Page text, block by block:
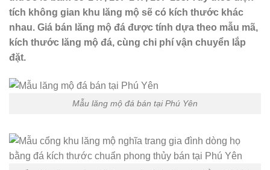
tích không gian khu lăng mộ sẽ có kích thước khác
nhau. Giá bán lăng mộ đá được tính dựa theo mẫu mã,
kích thước lăng mộ đá, cùng chi phí vận chuyển lắp
đặt.
Mẫu lăng mộ đá bán tại Phú Yên